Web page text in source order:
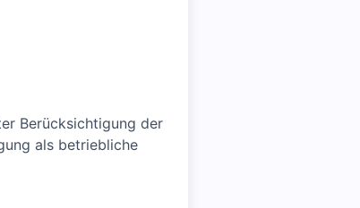
Berücksichtigung der
als betriebliche